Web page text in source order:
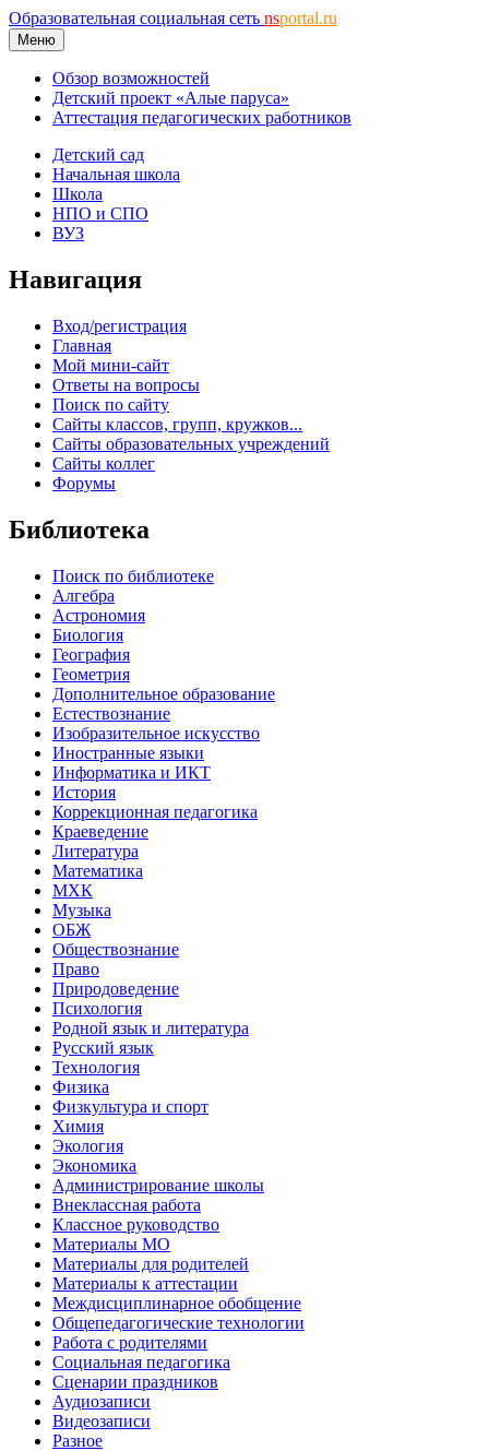
Образовательная социальная сеть nsportal.ru
Меню
Обзор возможностей
Детский проект «Алые паруса»
Аттестация педагогических работников
Детский сад
Начальная школа
Школа
НПО и СПО
ВУЗ
Навигация
Вход/регистрация
Главная
Мой мини-сайт
Ответы на вопросы
Поиск по сайту
Сайты классов, групп, кружков...
Сайты образовательных учреждений
Сайты коллег
Форумы
Библиотека
Поиск по библиотеке
Алгебра
Астрономия
Биология
География
Геометрия
Дополнительное образование
Естествознание
Изобразительное искусство
Иностранные языки
Информатика и ИКТ
История
Коррекционная педагогика
Краеведение
Литература
Математика
МХК
Музыка
ОБЖ
Обществознание
Право
Природоведение
Психология
Родной язык и литература
Русский язык
Технология
Физика
Физкультура и спорт
Химия
Экология
Экономика
Администрирование школы
Внеклассная работа
Классное руководство
Материалы МО
Материалы для родителей
Материалы к аттестации
Междисциплинарное обобщение
Общепедагогические технологии
Работа с родителями
Социальная педагогика
Сценарии праздников
Аудиозаписи
Видеозаписи
Разное